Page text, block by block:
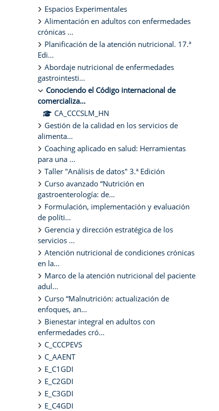
Espacios Experimentales
Alimentación en adultos con enfermedades
crónicas ...
Planificación de la atención nutricional. 17.ª
Edi...
Abordaje nutricional de enfermedades
gastrointesti...
Conociendo el Código internacional de
comercializa...
CA_CCCSLM_HN
Gestión de la calidad en los servicios de
alimenta...
Coaching aplicado en salud: Herramientas
para una ...
Taller "Análisis de datos" 3.ª Edición
Curso avanzado “Nutrición en
gastroenterología: de...
Formulación, implementación y evaluación
de políti...
Gerencia y dirección estratégica de los
servicios ...
Atención nutricional de condiciones crónicas
en la...
Marco de la atención nutricional del paciente
adul...
Curso “Malnutrición: actualización de
enfoques, an...
Bienestar integral en adultos con
enfermedades cró...
C_CCCPEVS
C_AAENT
E_C1GDI
E_C2GDI
E_C3GDI
E_C4GDI